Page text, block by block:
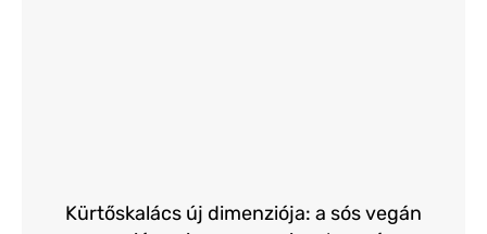
Kürtőskalács új dimenziója: a sós vegán